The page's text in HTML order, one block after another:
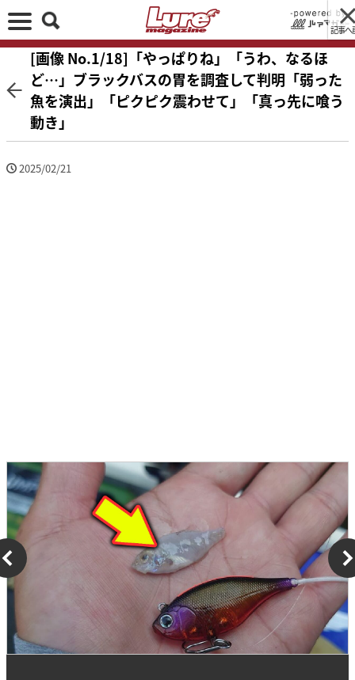
記事へ
[画像 No.1/18]「やっぱりね」「うわ、なるほ
ど…」ブラックバスの胃を調査して判明「弱った
魚を演出」「ピクピク震わせて」「真っ先に喰う
動き」
2025/02/21